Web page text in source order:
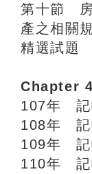
第十節 房
產之相關
精選試題
Chapter
107年 記
108年 記
109年 記
110年 記